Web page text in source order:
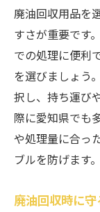
廃油回収用品を
すさが重要です
での処理に便利
を選びましょう
択し、持ち運び
際に愛知県でも
や処理量に合っ
ブルを防げます。
廃油回収時に